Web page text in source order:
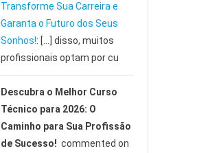
Transforme Sua Carreira e
Garanta o Futuro dos Seus
Sonhos!: […] disso, muitos
profissionais optam por cu
Descubra o Melhor Curso
Técnico para 2026: O
Caminho para Sua Profissão
de Sucesso! commented on